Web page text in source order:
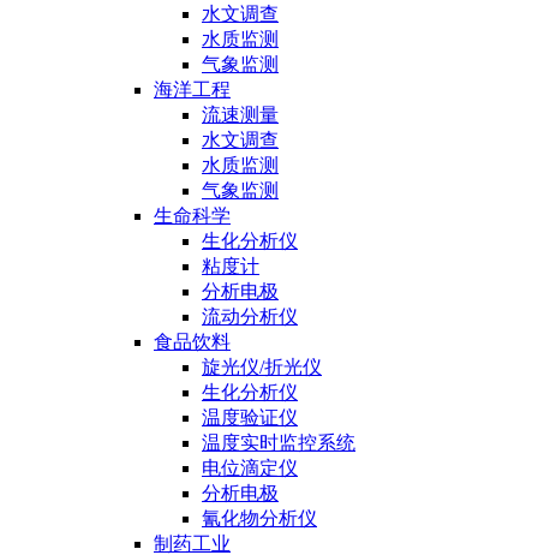
水文调查
水质监测
气象监测
海洋工程
流速测量
水文调查
水质监测
气象监测
生命科学
生化分析仪
粘度计
分析电极
流动分析仪
食品饮料
旋光仪/折光仪
生化分析仪
温度验证仪
温度实时监控系统
电位滴定仪
分析电极
氰化物分析仪
制药工业